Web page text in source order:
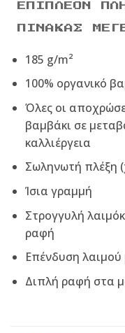
ΕΠΙΠΛΈΟΝ
ΠΊΝΑΚΑΣ
185 g/m²
100% οργανικό
Όλες οι
βαμβάκι σε
καλλιέργεια
Σωληνωτή πλέξη
Ίσια γραμμή
Στρογγυλή
ραφή
Επένδυση λαιμού
Διπλή ραφή στα